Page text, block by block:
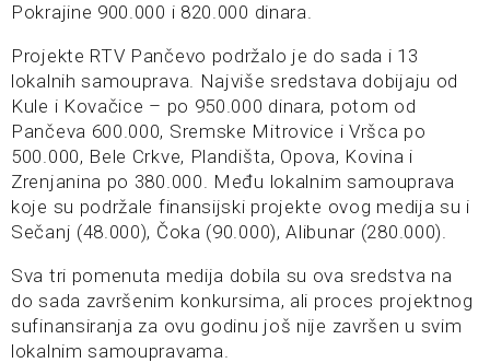
Pokrajine 900.000 i 820.000 dinara.
Projekte RTV Pančevo podržalo je do sada i 13
lokalnih samouprava. Najviše sredstava dobijaju od
Kule i Kovačice – po 950.000 dinara, potom od
Pančeva 600.000, Sremske Mitrovice i Vršca po
500.000, Bele Crkve, Plandišta, Opova, Kovina i
Zrenjanina po 380.000. Među lokalnim samouprava
koje su podržale finansijski projekte ovog medija su i
Sečanj (48.000), Čoka (90.000), Alibunar (280.000).
Sva tri pomenuta medija dobila su ova sredstva na
do sada završenim konkursima, ali proces projektnog
sufinansiranja za ovu godinu još nije završen u svim
lokalnim samoupravama.